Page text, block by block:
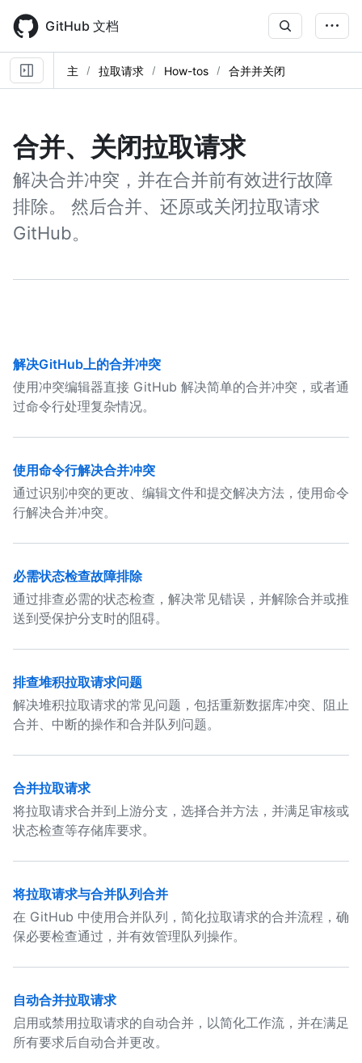
main
content
GitHub 文档
主 拉取请求 How-tos 合并并关闭
合并、关闭拉取请求
解决合并冲突，并在合并前有效进行故障
排除。 然后合并、还原或关闭拉取请求
GitHub。
解决GitHub上的合并冲突
使用冲突编辑器直接 GitHub 解决简单的合并冲突，或者通
过命令行处理复杂情况。
使用命令行解决合并冲突
通过识别冲突的更改、编辑文件和提交解决方法，使用命令
行解决合并冲突。
必需状态检查故障排除
通过排查必需的状态检查，解决常见错误，并解除合并或推
送到受保护分支时的阻碍。
排查堆积拉取请求问题
解决堆积拉取请求的常见问题，包括重新数据库冲突、阻止
合并、中断的操作和合并队列问题。
合并拉取请求
将拉取请求合并到上游分支，选择合并方法，并满足审核或
状态检查等存储库要求。
将拉取请求与合并队列合并
在 GitHub 中使用合并队列，简化拉取请求的合并流程，确
保必要检查通过，并有效管理队列操作。
自动合并拉取请求
启用或禁用拉取请求的自动合并，以简化工作流，并在满足
所有要求后自动合并更改。